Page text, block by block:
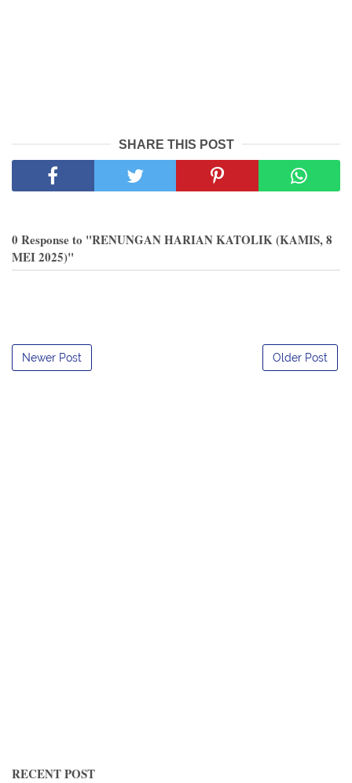
SHARE THIS POST
0 Response to "RENUNGAN HARIAN KATOLIK (KAMIS, 8
MEI 2025)"
Newer Post Older Post
RECENT POST